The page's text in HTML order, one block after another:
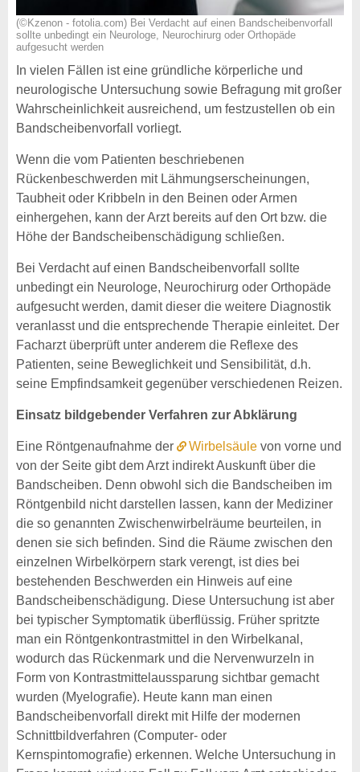
(©Kzenon - fotolia.com) Bei Verdacht auf einen Bandscheibenvorfall
sollte unbedingt ein Neurologe, Neurochirurg oder Orthopäde
aufgesucht werden
In vielen Fällen ist eine gründliche körperliche und
neurologische Untersuchung sowie Befragung mit großer
Wahrscheinlichkeit ausreichend, um festzustellen ob ein
Bandscheibenvorfall vorliegt.
Wenn die vom Patienten beschriebenen
Rückenbeschwerden mit Lähmungserscheinungen,
Taubheit oder Kribbeln in den Beinen oder Armen
einhergehen, kann der Arzt bereits auf den Ort bzw. die
Höhe der Bandscheibenschädigung schließen.
Bei Verdacht auf einen Bandscheibenvorfall sollte
unbedingt ein Neurologe, Neurochirurg oder Orthopäde
aufgesucht werden, damit dieser die weitere Diagnostik
veranlasst und die entsprechende Therapie einleitet. Der
Facharzt überprüft unter anderem die Reflexe des
Patienten, seine Beweglichkeit und Sensibilität, d.h.
seine Empfindsamkeit gegenüber verschiedenen Reizen.
Einsatz bildgebender Verfahren zur Abklärung
Eine Röntgenaufnahme der Wirbelsäule von vorne und
von der Seite gibt dem Arzt indirekt Auskunft über die
Bandscheiben. Denn obwohl sich die Bandscheiben im
Röntgenbild nicht darstellen lassen, kann der Mediziner
die so genannten Zwischenwirbelräume beurteilen, in
denen sie sich befinden. Sind die Räume zwischen den
einzelnen Wirbelkörpern stark verengt, ist dies bei
bestehenden Beschwerden ein Hinweis auf eine
Bandscheibenschädigung. Diese Untersuchung ist aber
bei typischer Symptomatik überflüssig. Früher spritzte
man ein Röntgenkontrastmittel in den Wirbelkanal,
wodurch das Rückenmark und die Nervenwurzeln in
Form von Kontrastmittelaussparung sichtbar gemacht
wurden (Myelografie). Heute kann man einen
Bandscheibenvorfall direkt mit Hilfe der modernen
Schnittbildverfahren (Computer- oder
Kernspintomografie) erkennen. Welche Untersuchung in